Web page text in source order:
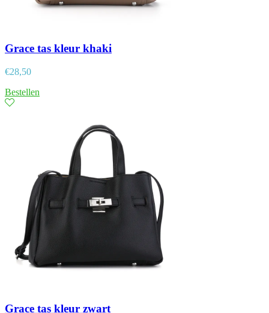
Grace tas kleur khaki
€28,50
Bestellen
Grace tas kleur zwart